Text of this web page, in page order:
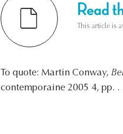
Read
This article is
To quote: Martin Conway,
contemporaine 2005 4, pp. .